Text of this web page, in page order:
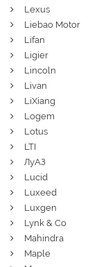
Lexus
Liebao Motor
Lifan
Ligier
Lincoln
Livan
LiXiang
Logem
Lotus
LTI
ЛуАЗ
Lucid
Luxeed
Luxgen
Lynk & Co
Mahindra
Maple